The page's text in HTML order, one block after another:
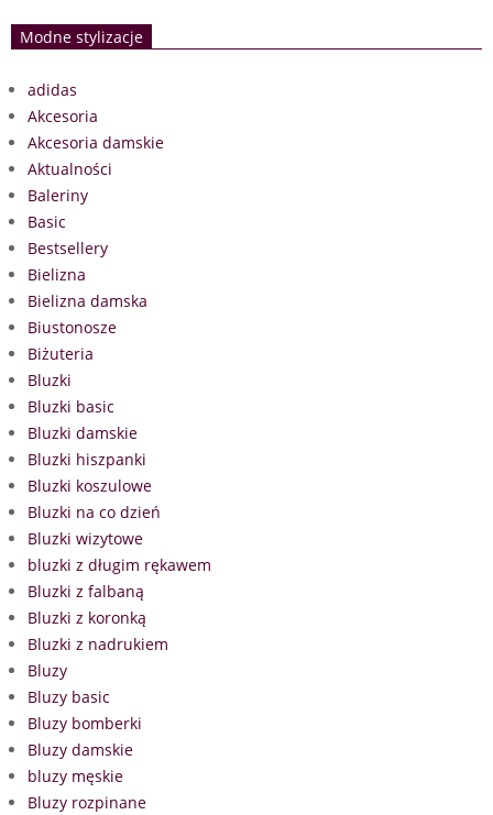
Modne stylizacje
adidas
Akcesoria
Akcesoria damskie
Aktualności
Baleriny
Basic
Bestsellery
Bielizna
Bielizna damska
Biustonosze
Biżuteria
Bluzki
Bluzki basic
Bluzki damskie
Bluzki hiszpanki
Bluzki koszulowe
Bluzki na co dzień
Bluzki wizytowe
bluzki z długim rękawem
Bluzki z falbaną
Bluzki z koronką
Bluzki z nadrukiem
Bluzy
Bluzy basic
Bluzy bomberki
Bluzy damskie
bluzy męskie
Bluzy rozpinane